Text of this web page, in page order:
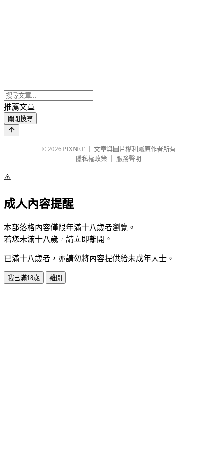
推薦文章
關閉搜尋
© 2026 PIXNET
文章與圖片權利屬原作者所有
隱私權政策
服務聲明
⚠️
成人內容提醒
本部落格內容僅限年滿十八歲者瀏覽。
若您未滿十八歲，請立即離開。
已滿十八歲者，亦請勿將內容提供給未成年人士。
我已滿18歲 離開